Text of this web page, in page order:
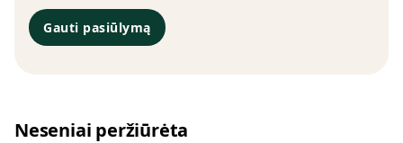
Gauti pasiūlymą
Neseniai peržiūrėta